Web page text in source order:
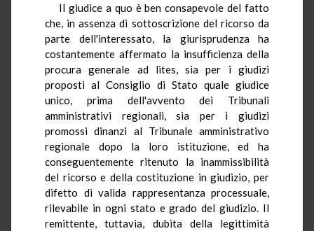
Il giudice a quo è ben consapevole del fatto
che, in assenza di sottoscrizione del ricorso da
parte dell'interessato, la giurisprudenza ha
costantemente affermato la insufficienza della
procura generale ad lites, sia per i giudizi
proposti al Consiglio di Stato quale giudice
unico, prima dell'avvento dei Tribunali
amministrativi regionali, sia per i giudizi
promossi dinanzi al Tribunale amministrativo
regionale dopo la loro istituzione, ed ha
conseguentemente ritenuto la inammissibilità
del ricorso e della costituzione in giudizio, per
difetto di valida rappresentanza processuale,
rilevabile in ogni stato e grado del giudizio. Il
remittente, tuttavia, dubita della legittimità